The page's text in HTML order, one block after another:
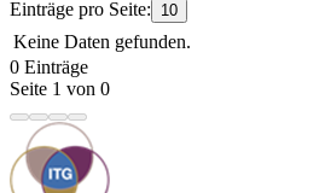
Einträge pro Seite: 10
Keine Daten gefunden.
0 Einträge
Seite 1 von 0